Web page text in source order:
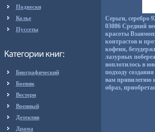
Подвески
Колье
Пуссеты
Биографический
Боевик
Вестерн
Военный
Детектив
Драма
Серьги, серебро
03086 Средний
красоты
контрастов и
кофеин,
лазурных
воплотилось в
подходу
вам привилегию
образ,